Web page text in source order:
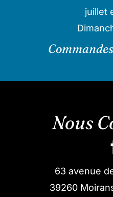
juillet
Nous
63 avenue
39260